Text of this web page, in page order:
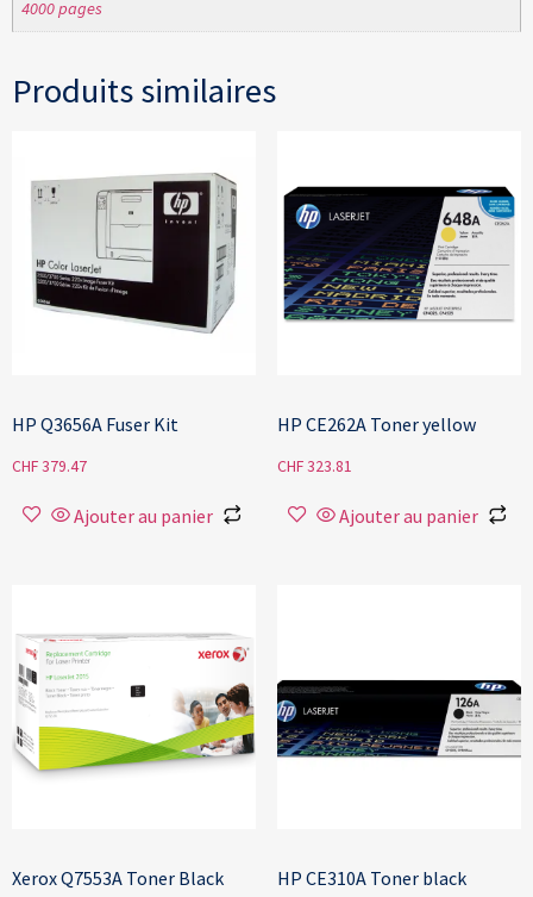
4000 pages
Produits similaires
HP Q3656A Fuser Kit
CHF379.47
Ajouter au panier
HP CE262A Toner yellow
CHF323.81
Ajouter au panier
Xerox Q7553A Toner Black
HP CE310A Toner black